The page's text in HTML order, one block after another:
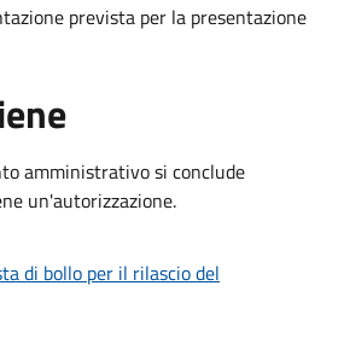
prevista per la presentazione
amministrativo si conclude
un'autorizzazione.
di bollo per il rilascio del